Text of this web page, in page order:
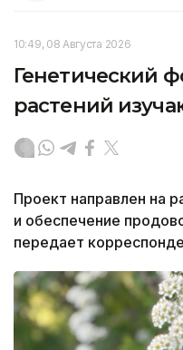
10:49, 08 Августа 2026
Генетический
растений
Проект направлен на
и обеспечение
передает